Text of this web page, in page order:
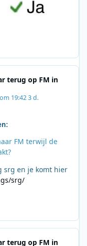
terug op FM in
19:423 d.
FM terwijl de
srg en je komt hier
srg/
terug op FM in